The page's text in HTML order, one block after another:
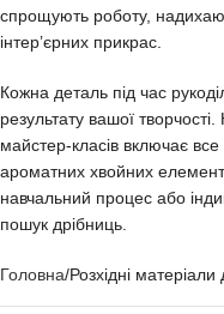
спрощують роботу,
інтер’єрних прикрас.
Кожна деталь під час
результату вашої
майстер-класів включає
ароматних хвойних
навчальний процес або
пошук дрібниць.
Головна Розхідні